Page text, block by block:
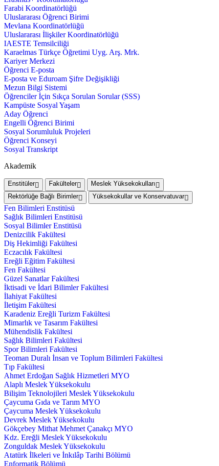
Farabi Koordinatörlüğü
Uluslararası Öğrenci Birimi
Mevlana Koordinatörlüğü
Uluslararası İlişkiler Koordinatörlüğü
IAESTE Temsilciliği
Karaelmas Türkçe Öğretimi Uyg. Arş. Mrk.
Kariyer Merkezi
Öğrenci E-posta
E-posta ve Eduroam Şifre Değişikliği
Mezun Bilgi Sistemi
Öğrenciler İçin Sıkça Sorulan Sorular (SSS)
Kampüste Sosyal Yaşam
Aday Öğrenci
Engelli Öğrenci Birimi
Sosyal Sorumluluk Projeleri
Öğrenci Konseyi
Sosyal Transkript
Akademik
Enstitüler Fakülteler
Meslek Yüksekokulları
Rektörlüğe Bağlı Birimler
Yüksekokullar ve Konservatuvar
Fen Bilimleri Enstitüsü
Sağlık Bilimleri Enstitüsü
Sosyal Bilimler Enstitüsü
Denizcilik Fakültesi
Diş Hekimliği Fakültesi
Eczacılık Fakültesi
Ereğli Eğitim Fakültesi
Fen Fakültesi
Güzel Sanatlar Fakültesi
İktisadi ve İdari Bilimler Fakültesi
İlahiyat Fakültesi
İletişim Fakültesi
Karadeniz Ereğli Turizm Fakültesi
Mimarlık ve Tasarım Fakültesi
Mühendislik Fakültesi
Sağlık Bilimleri Fakültesi
Spor Bilimleri Fakültesi
Teoman Duralı İnsan ve Toplum Bilimleri Fakültesi
Tıp Fakültesi
Ahmet Erdoğan Sağlık Hizmetleri MYO
Alaplı Meslek Yüksekokulu
Bilişim Teknolojileri Meslek Yüksekokulu
Çaycuma Gıda ve Tarım MYO
Çaycuma Meslek Yüksekokulu
Devrek Meslek Yüksekokulu
Gökçebey Mithat Mehmet Çanakçı MYO
Kdz. Ereğli Meslek Yüksekokulu
Zonguldak Meslek Yüksekokulu
Atatürk İlkeleri ve İnkılâp Tarihi Bölümü
Enformatik Bölümü